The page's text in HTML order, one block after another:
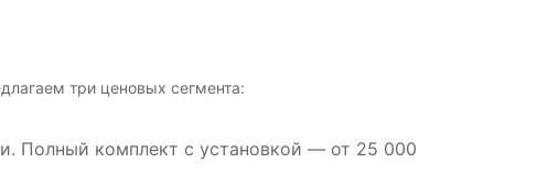
три ценовых сегмента:
Полный комплект с установкой — от 25 000